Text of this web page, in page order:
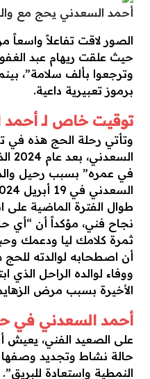
أحمد السعدني يحج مع
الصور لاقت تفاعلاً واسعاً
حيث علقت ريهام عبد
وترجعوا بألف سلامة”،
برموز تعبيرية داعية.
توقيت خاص لـ أحمد
وتأتي رحلة الحج هذه في
في عمره” بسبب رحيل
طوال الفترة الماضية
نجاح فني، مؤكداً أن “أي
ثمرة كلامك ليا ودعمك
أن اصطحابه لوالدته للحج
ووفاء لوالده الراحل الذي
الأخيرة بسبب مرض
أحمد السعدني في
حالة نشاط وتجديد وصفها
النمطية واستعادة